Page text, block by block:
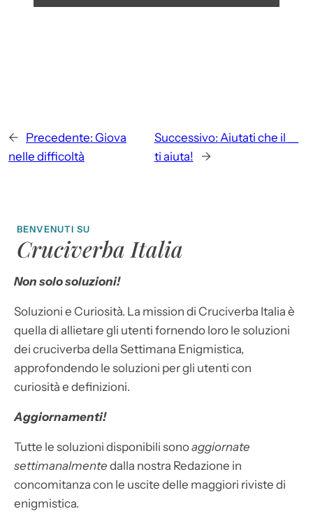
← Precedente: Giova
nelle difficoltà
Successivo: Aiutati che il __
ti aiuta!
→
BENVENUTI SU
Cruciverba Italia
Non solo soluzioni!
Soluzioni e Curiosità. La mission di Cruciverba Italia è
quella di allietare gli utenti fornendo loro le soluzioni
dei cruciverba della Settimana Enigmistica,
approfondendo le soluzioni per gli utenti con
curiosità e definizioni.
Aggiornamenti!
Tutte le soluzioni disponibili sonoaggiornate
settimanalmente dalla nostra Redazione in
concomitanza con le uscite delle maggiori riviste di
enigmistica.